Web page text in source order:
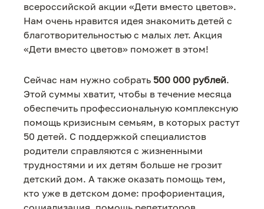
всероссийской акции «Дети вместо цветов».
Нам очень нравится идея знакомить детей с
благотворительностью с малых лет. Акция
«Дети вместо цветов» поможет в этом!
Сейчас нам нужно собрать 500 000 рублей.
Этой суммы хватит, чтобы в течение месяца
обеспечить профессиональную комплексную
помощь кризисным семьям, в которых растут
50 детей. С поддержкой специалистов
родители справляются с жизненными
трудностями и их детям больше не грозит
детский дом. А также оказать помощь тем,
кто уже в детском доме: профориентация,